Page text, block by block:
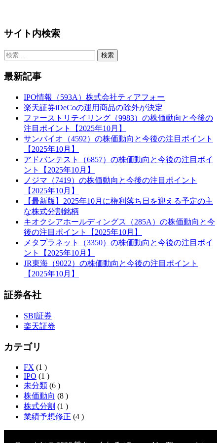
サイト内検索
検
最新記事
IPO情報（593A）株式会社ティアフォー
楽天証券iDeCoの運用商品の除外が決定
ファーストリテイリング（9983）の株価動向と今後の
注目ポイント【2025年10月】
サンバイオ（4592）の株価動向と今後の注目ポイント
【2025年10月】
アドバンテスト（6857）の株価動向と今後の注目ポイ
ント【2025年10月】
ノジマ（7419）の株価動向と今後の注目ポイント
【2025年10月】
【最新版】2025年10月に権利落ち日を迎える予定の主
な株式分割銘柄
キオクシアホールディングス（285A）の株価動向と今
後の注目ポイント【2025年10月】
メタプラネット（3350）の株価動向と今後の注目ポイ
ント【2025年10月】
JR東海（9022）の株価動向と今後の注目ポイント
【2025年10月】
証券各社
SBI証券
楽天証券
カテゴリ
FX (1 )
IPO (1 )
未分類 (6 )
株価動向 (8 )
株式分割 (1 )
業績予想修正 (4 )